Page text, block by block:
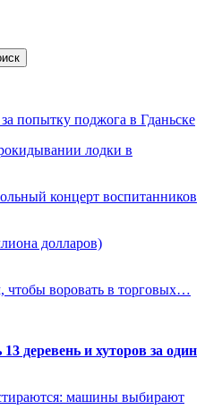
попытку поджога в Гданьске
лодки в
концерт воспитанников
долларов)
чтобы воровать в торговых…
деревень и хуторов за один
машины выбирают